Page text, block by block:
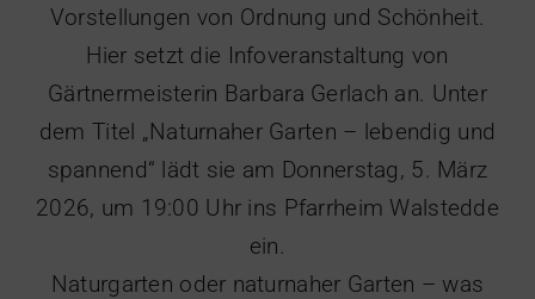
Vorstellungen von Ordnung und Schönheit.
Hier setzt die Infoveranstaltung von
Gärtnermeisterin Barbara Gerlach an. Unter
dem Titel „Naturnaher Garten – lebendig und
spannend“ lädt sie am Donnerstag, 5. März
2026, um 19:00 Uhr ins Pfarrheim Walstedde
ein.
Naturgarten oder naturnaher Garten – was